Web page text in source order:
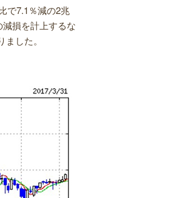
で7.1％減の2兆
損を計上するな
した。